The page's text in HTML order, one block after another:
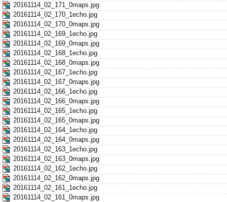
20161114_02_171_0maps.jpg
20161114_02_170_1echo.jpg
20161114_02_170_0maps.jpg
20161114_02_169_1echo.jpg
20161114_02_169_0maps.jpg
20161114_02_168_1echo.jpg
20161114_02_168_0maps.jpg
20161114_02_167_1echo.jpg
20161114_02_167_0maps.jpg
20161114_02_166_1echo.jpg
20161114_02_166_0maps.jpg
20161114_02_165_1echo.jpg
20161114_02_165_0maps.jpg
20161114_02_164_1echo.jpg
20161114_02_164_0maps.jpg
20161114_02_163_1echo.jpg
20161114_02_163_0maps.jpg
20161114_02_162_1echo.jpg
20161114_02_162_0maps.jpg
20161114_02_161_1echo.jpg
20161114_02_161_0maps.jpg